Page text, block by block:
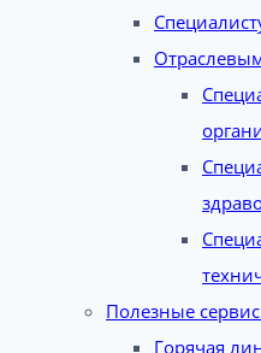
Полезные
Горячая